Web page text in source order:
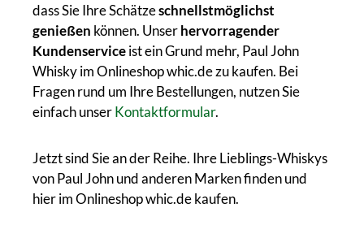
dass Sie Ihre Schätzeschnellstmöglichst
genießen können. Unserhervorragender
Kundenserviceist ein Grund mehr, Paul John
Whisky im Onlineshop whic.de zu kaufen. Bei
Fragen rund um Ihre Bestellungen, nutzen Sie
einfach unserKontaktformular.
Jetzt sind Sie an der Reihe. Ihre Lieblings-Whiskys
von Paul John und anderen Marken finden und
hier im Onlineshop whic.de kaufen.